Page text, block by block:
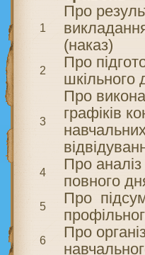
1
Про
(наказ)
2
Про
шкільного
3
Про
графіків
4
Про
повного
5
Про
6
Про